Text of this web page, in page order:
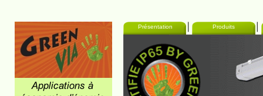
Présentation Produits